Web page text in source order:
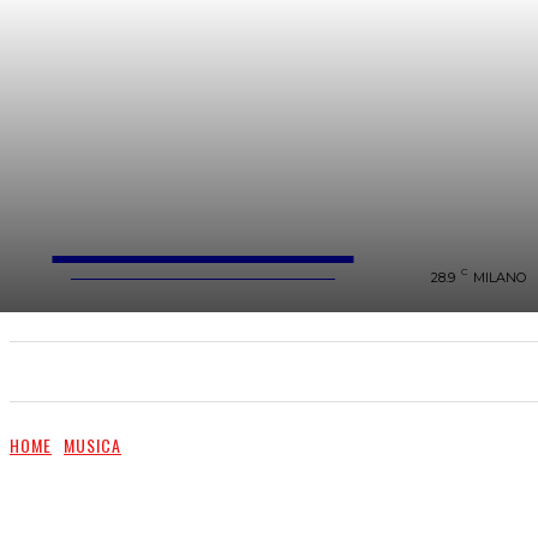
FareMusic
28.9 C MILANO
HOME MUSICA